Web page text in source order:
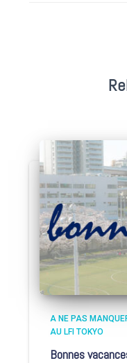
A NE PAS
AU LFI TOKYO
Bonnes